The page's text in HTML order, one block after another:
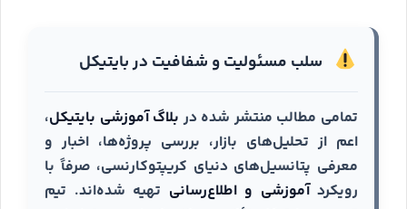
سلب مسئولیت و شفافیت در بایتیکل
تمامی مطالب منتشر شده در بلاگ آموزشی بایتیکل،
اعم از تحلیل‌های بازار، بررسی پروژه‌ها، اخبار و
معرفی پتانسیل‌های دنیای کریپتوکارنسی، صرفاً با
رویکردآموزشی و اطلاع‌رسانی تهیه شده‌اند. تیم